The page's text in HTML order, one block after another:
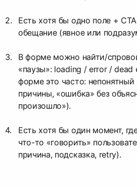
Есть хотя бы одно поле +
обещание (явное или
В форме можно найти/
«паузы»: loading / error /
форме это часто:
причины, «ошибка» без
произошло»).
Есть хотя бы один момент,
что-то «говорить»
причина, подсказка, retry).